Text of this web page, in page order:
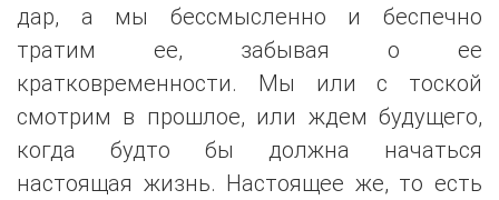
дар, а мы бессмысленно и беспечно
тратим ее, забывая о ее
кратковременности. Мы или с тоской
смотрим в прошлое, или ждем будущего,
когда будто бы должна начаться
настоящая жизнь. Настоящее же, то есть